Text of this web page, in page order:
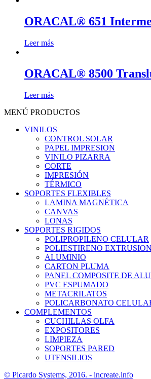
ORACAL® 651
Leer más
ORACAL® 8500
Leer más
MENÚ PRODUCTOS
VINILOS
CONTROL SOLAR
PAPEL IMPRESION
VINILO PIZARRA
CORTE
IMPRESIÓN
TÉRMICO
SOPORTES FLEXIBLES
LAMINA MAGNÉTICA
CANVAS
LONAS
SOPORTES RIGIDOS
POLIPROPILENO CELULAR
POLIESTIRENO
ALUMINIO
CARTON PLUMA
PANEL COMPOSITE DE
PVC ESPUMADO
METACRILATOS
POLICARBONATO
COMPLEMENTOS
CUCHILLAS OLFA
EXPOSITORES
LIMPIEZA
SOPORTES PARED
UTENSILIOS
© Picardo Systems, 2016. - increate.info